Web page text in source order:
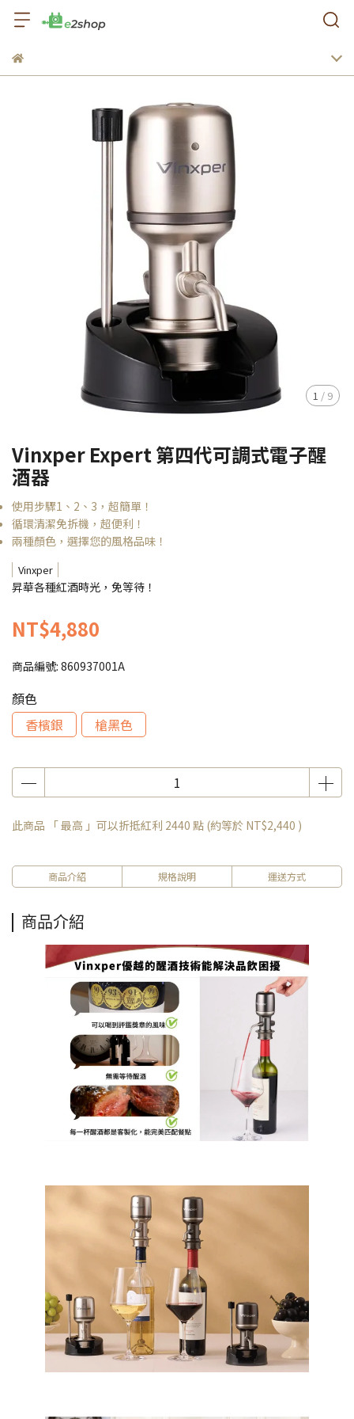
1 / 9
Vinxper Expert 第四代可調式電子醒
酒器
使用步驟1、2、3，超簡單！
循環清潔免拆機，超便利！
兩種顏色，選擇您的風格品味！
Vinxper
昇華各種紅酒時光，免等待！
NT$4,880
商品編號: 860937001A
顏色
香檳銀
槍黑色
此商品 「 最高 」可以折抵紅利 2440 點 (約等於 NT$2,440 )
商品介紹 規格說明 運送方式
商品介紹